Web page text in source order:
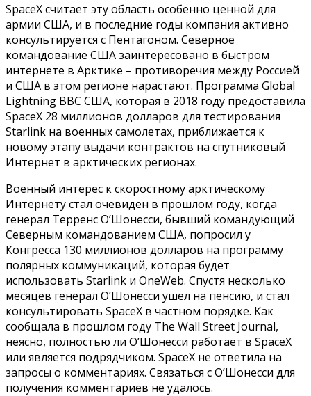
SpaceX считает эту область особенно ценной для
армии США, и в последние годы компания активно
консультируется с Пентагоном. Северное
командование США заинтересовано в быстром
интернете в Арктике – противоречия между Россией
и США в этом регионе нарастают. Программа Global
Lightning ВВС США, которая в 2018 году предоставила
SpaceX 28 миллионов долларов для тестирования
Starlink на военных самолетах, приближается к
новому этапу выдачи контрактов на спутниковый
Интернет в арктических регионах.
Военный интерес к скоростному арктическому
Интернету стал очевиден в прошлом году, когда
генерал Терренс О’Шонесси, бывший командующий
Северным командованием США, попросил у
Конгресса 130 миллионов долларов на программу
полярных коммуникаций, которая будет
использовать Starlink и OneWeb. Спустя несколько
месяцев генерал О’Шонесси ушел на пенсию, и стал
консультировать SpaceX в частном порядке. Как
сообщала в прошлом году The Wall Street Journal,
неясно, полностью ли О’Шонесси работает в SpaceX
или является подрядчиком. SpaceX не ответила на
запросы о комментариях. Связаться с О’Шонесси для
получения комментариев не удалось.